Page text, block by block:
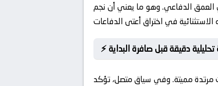
العمق الدفاعي. وهو ما يعني أن نجم
مرتدة مميتة. وفي سياق متصل، تؤكد